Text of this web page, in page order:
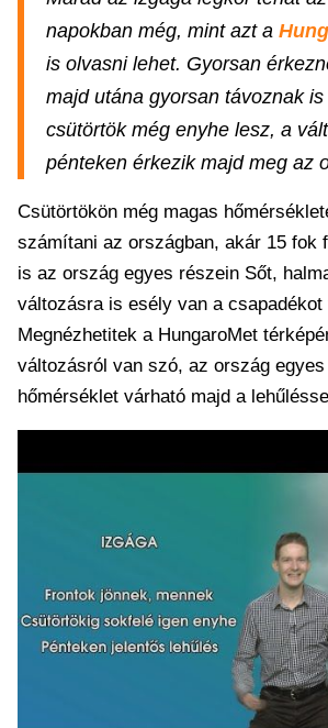
napokban még, mint azt a
is olvasni lehet. Gyorsan
majd utána gyorsan távoznak
csütörtök még enyhe lesz, a
pénteken érkezik majd meg az
Csütörtökön még magas
számítani az országban, akár 15 fok
is az ország egyes részein Sőt,
változásra is esély van a csapadékot
Megnézhetitek a HungaroMet
változásról van szó, az ország
hőmérséklet várható majd a